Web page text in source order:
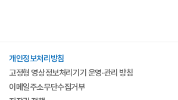
개인정보처리방침
고정형 영상정보처리기기 운영·관리 방침
이메일주소무단수집거부